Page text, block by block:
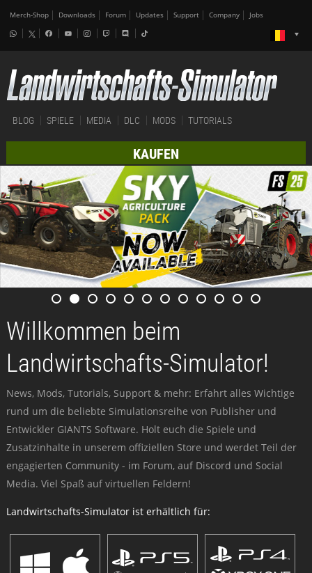
Merch-Shop Downloads Forum Updates Support Company Jobs
BLOG SPIELE MEDIA DLC MODS TUTORIALS
KAUFEN
Willkommen beim
Landwirtschafts-Simulator!
News, Mods, Tutorials, Support & mehr: Erfahrt alles Wichtige
rund um die beliebte Simulationsreihe von Publisher und
Entwickler GIANTS Software. Holt euch die Spiele und
Zusatzinhalte in unserem offiziellen Store und werdet Teil der
engagierten Community - im Forum, auf Discord und Social
Media. Viel Spaß auf virtuellen Feldern!
Landwirtschafts-Simulator ist erhältlich für: